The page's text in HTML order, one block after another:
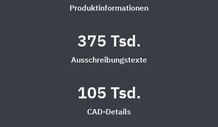
Produktinformationen
375 Tsd.
Ausschreibungstexte
105 Tsd.
CAD-Details